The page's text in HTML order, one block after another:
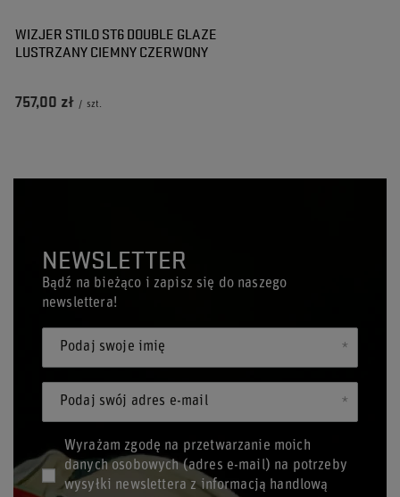
WIZJER STILO ST6 DOUBLE GLAZE
LUSTRZANY CIEMNY CZERWONY
757,00 zł / szt.
NEWSLETTER
Bądź na bieżąco i zapisz się do naszego
newslettera!
Podaj swoje imię
Podaj swój adres e-mail
Wyrażam zgodę na przetwarzanie moich
danych osobowych (adres e-mail) na potrzeby
wysyłki newslettera z informacją handlową